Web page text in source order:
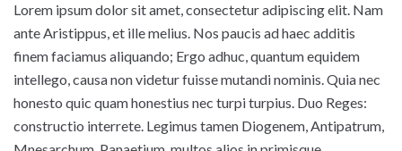
Lorem ipsum dolor sit amet, consectetur adipiscing elit. Nam
ante Aristippus, et ille melius. Nos paucis ad haec additis
finem faciamus aliquando; Ergo adhuc, quantum equidem
intellego, causa non videtur fuisse mutandi nominis. Quia nec
honesto quic quam honestius nec turpi turpius. Duo Reges:
constructio interrete. Legimus tamen Diogenem, Antipatrum,